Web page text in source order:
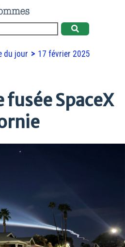
du jour 17 février 2025
fusée SpaceX